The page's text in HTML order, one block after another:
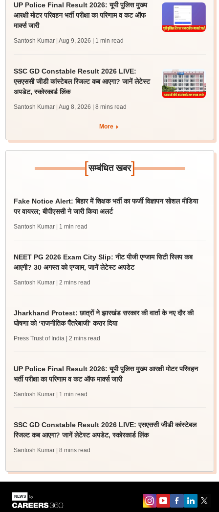
UP Police Final Result 2026: यूपी पुलिस मुख्य
आरक्षी मोटर परिवहन भर्ती परीक्षा का परिणाम व कट ऑफ
मार्क्स जारी
Santosh Kumar | Aug 9, 2026 | 1 min read
SSC GD Constable Result 2026 LIVE:
एसएससी जीडी कांस्टेबल रिजल्ट कब आएगा? जानें लेटेस्ट
अपडेट, स्कोरकार्ड लिंक
Santosh Kumar | Aug 8, 2026 | 8 mins read
More
[सम्बंधित खबर]
Fake Notice Alert: बिहार में शिक्षक भर्ती का फर्जी विज्ञापन सोशल मीडिया
पर वायरल; बीपीएससी ने जारी किया अलर्ट
Santosh Kumar | 1 min read
NEET PG 2026 Exam City Slip: नीट पीजी एग्जाम सिटी स्लिप कब
आएगी? 30 अगस्त को एग्जाम, जानें लेटेस्ट अपडेट
Santosh Kumar | 2 mins read
Jharkhand Protest: छात्रों ने झारखंड सरकार की वार्ता के नए दौर की
घोषणा को ‘राजनीतिक पैंतरेबाजी’ करार दिया
Press Trust of India | 2 mins read
UP Police Final Result 2026: यूपी पुलिस मुख्य आरक्षी मोटर परिवहन
भर्ती परीक्षा का परिणाम व कट ऑफ मार्क्स जारी
Santosh Kumar | 1 min read
SSC GD Constable Result 2026 LIVE: एसएससी जीडी कांस्टेबल
रिजल्ट कब आएगा? जानें लेटेस्ट अपडेट, स्कोरकार्ड लिंक
Santosh Kumar | 8 mins read